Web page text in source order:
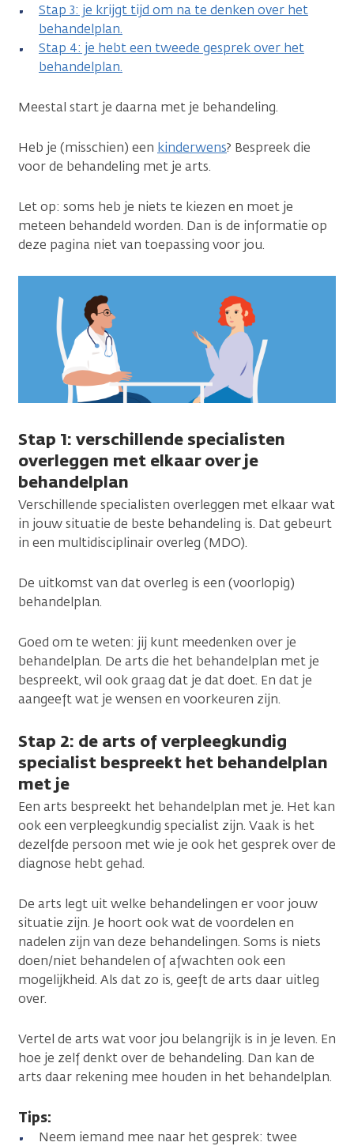
Stap 3: je krijgt tijd om na te denken over het
behandelplan.
Stap 4: je hebt een tweede gesprek over het
behandelplan.
Meestal start je daarna met je behandeling.
Heb je (misschien) een kinderwens? Bespreek die
voor de behandeling met je arts.
Let op: soms heb je niets te kiezen en moet je
meteen behandeld worden. Dan is de informatie op
deze pagina niet van toepassing voor jou.
Stap 1: verschillende specialisten
overleggen met elkaar over je
behandelplan
Verschillende specialisten overleggen met elkaar wat
in jouw situatie de beste behandeling is. Dat gebeurt
in een multidisciplinair overleg (MDO).
De uitkomst van dat overleg is een (voorlopig)
behandelplan.
Goed om te weten: jij kunt meedenken over je
behandelplan. De arts die het behandelplan met je
bespreekt, wil ook graag dat je dat doet. En dat je
aangeeft wat je wensen en voorkeuren zijn.
Stap 2: de arts of verpleegkundig
specialist bespreekt het behandelplan
met je
Een arts bespreekt het behandelplan met je. Het kan
ook een verpleegkundig specialist zijn. Vaak is het
dezelfde persoon met wie je ook het gesprek over de
diagnose hebt gehad.
De arts legt uit welke behandelingen er voor jouw
situatie zijn. Je hoort ook wat de voordelen en
nadelen zijn van deze behandelingen. Soms is niets
doen/niet behandelen of afwachten ook een
mogelijkheid. Als dat zo is, geeft de arts daar uitleg
over.
Vertel de arts wat voor jou belangrijk is in je leven. En
hoe je zelf denkt over de behandeling. Dan kan de
arts daar rekening mee houden in het behandelplan.
Tips:
Neem iemand mee naar het gesprek: twee